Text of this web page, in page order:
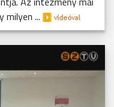
milyen ...